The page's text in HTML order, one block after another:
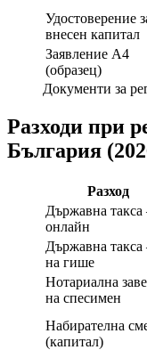
Удостоверение
внесен капитал
Заявление А4
(образец)
Документи за
Разходи при
България
Разход
Държавна
онлайн
Държавна
на гише
Нотариална
на спесимен
Набирателна
(капитал)